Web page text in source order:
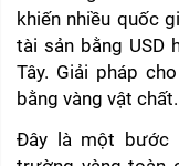
khiến nhiều quốc
tài sản bằng USD
Tây. Giải pháp
bằng vàng vật chất.
Đây là một bước